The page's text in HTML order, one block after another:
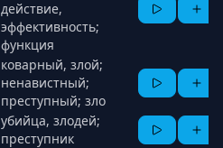
действие,
эффективность;
функция
коварный, злой;
ненавистный;
преступный; зло
убийца, злодей;
преступник